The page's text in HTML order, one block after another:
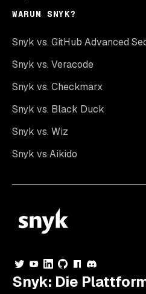
WARUM SNYK?
Snyk vs. GitHub Advanced
Snyk vs. Veracode
Snyk vs. Checkmarx
Snyk vs. Black Duck
Snyk vs. Wiz
Snyk vs Aikido
Snyk: Die